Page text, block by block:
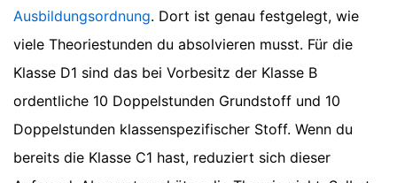
Ausbildungsordnung. Dort ist genau festgelegt, wie
viele Theoriestunden du absolvieren musst. Für die
Klasse D1 sind das bei Vorbesitz der Klasse B
ordentliche 10 Doppelstunden Grundstoff und 10
Doppelstunden klassenspezifischer Stoff. Wenn du
bereits die Klasse C1 hast, reduziert sich dieser